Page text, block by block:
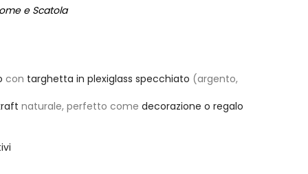
e Scatola
con targhetta in plexiglass specchiato (argento,
naturale, perfetto come decorazione o regalo